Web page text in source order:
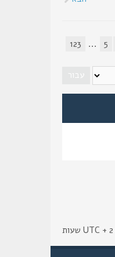
5
...
123